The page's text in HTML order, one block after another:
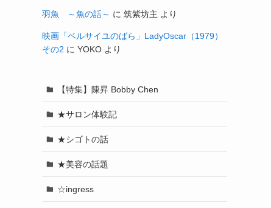
羽魚 ～魚の話～ に 筑紫坊主 より
映画「ベルサイユのばら」LadyOscar（1979）
その2 に YOKO より
【特集】陳昇 Bobby Chen
★サロン体験記
★シゴトの話
★美容の話題
☆ingress